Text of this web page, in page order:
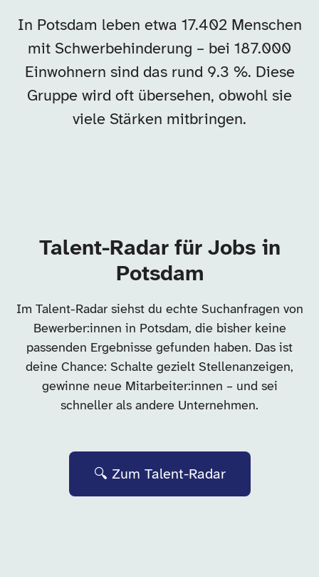
In Potsdam leben etwa 17.402 Menschen
mit Schwerbehinderung – bei 187.000
Einwohnern sind das rund 9.3 %. Diese
Gruppe wird oft übersehen, obwohl sie
viele Stärken mitbringen.
Talent-Radar für Jobs in
Potsdam
Im Talent-Radar siehst du echte Suchanfragen von
Bewerber:innen in Potsdam, die bisher keine
passenden Ergebnisse gefunden haben. Das ist
deine Chance: Schalte gezielt Stellenanzeigen,
gewinne neue Mitarbeiter:innen – und sei
schneller als andere Unternehmen.
🔍 Zum Talent-Radar